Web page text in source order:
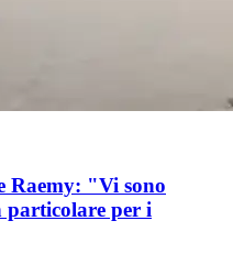
Raemy: "Vi sono
particolare per i